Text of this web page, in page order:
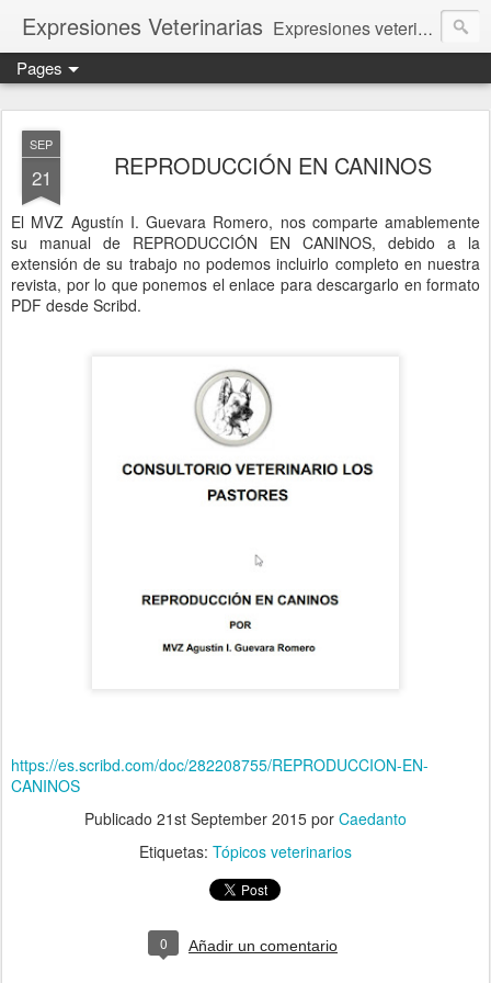
Expresiones Veterinarias Expresiones veterinarias es una publicación en linea de la biblioteca de la Facultad de Veterinaria y Zootecnia de la UNAM
Pages
SEP
21 REPRODUCCIÓN EN CANINOS
El MVZ Agustín I. Guevara Romero, nos comparte amablemente
su manual de REPRODUCCIÓN EN CANINOS, debido a la
extensión de su trabajo no podemos incluirlo completo en nuestra
revista, por lo que ponemos el enlace para descargarlo en formato
PDF desde Scribd.
https://es.scribd.com/doc/282208755/REPRODUCCION-EN-
CANINOS
Publicado 21st September 2015 por Caedanto
Etiquetas: Tópicos veterinarios
0 Añadir un comentario